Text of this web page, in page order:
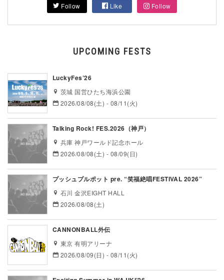
Follow Like Follow
UPCOMING FESTS
LuckyFes’26
茨城 国営ひたち海浜公園
2026/08/08(土) - 08/11(火)
Talking Rock! FES.2026（神戸）
兵庫 神戸ワールド記念ホール
2026/08/08(土) - 08/09(日)
プッシュプルポット pre. “笑福絶唱FESTIVAL 2026”
石川 金沢EIGHT HALL
2026/08/08(土)
CANNONBALL外伝
東京 有明アリーナ
2026/08/09(日) - 08/11(火)